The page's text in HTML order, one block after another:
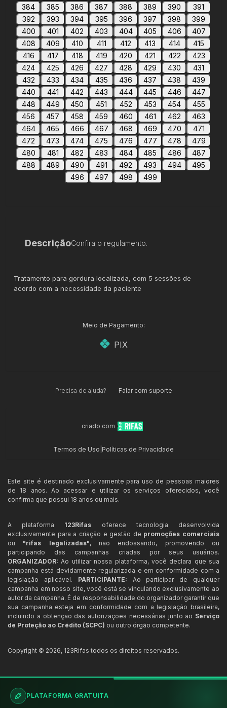
384
385 386 387 388 389 390
391
392
393 394 395 396 397 398
399
400
401 402 403 404 405 406
407
408
409 410 411 412 413 414
415
416
417 418 419 420 421 422
423
424
425 426 427 428 429 430
431
432
433 434 435 436 437 438
439
440
441 442 443 444 445 446
447
448
449 450 451 452 453 454
455
456
457 458 459 460 461 462
463
464
465 466 467 468 469 470
471
472
473 474 475 476 477 478
479
480
481 482 483 484 485 486
487
488
489 490 491 492 493 494
495
496
497 498 499
DescriçãoConfira o regulamento.
Tratamento para gordura localizada, com 5 sessões de
acordo com a necessidade da paciente
Meio de Pagamento:
PIX
Precisa de ajuda? Falar com suporte
criado com
Termos de Uso Políticas de Privacidade
Este site é destinado exclusivamente para uso de pessoas maiores
de 18 anos. Ao acessar e utilizar os serviços oferecidos, você
confirma que possui 18 anos ou mais.
A plataforma 123Rifas oferece tecnologia desenvolvida
exclusivamente para a criação e gestão de promoções comerciais
ou "rifas legalizadas", não endossando, promovendo ou
participando das campanhas criadas por seus usuários.
ORGANIZADOR: Ao utilizar nossa plataforma, você declara que sua
campanha está devidamente regularizada e em conformidade com a
legislação aplicável. PARTICIPANTE: Ao participar de qualquer
campanha em nosso site, você está se vinculando exclusivamente ao
autor da campanha. É de responsabilidade do organizador garantir que
sua campanha esteja em conformidade com a legislação brasileira,
incluindo a obtenção das autorizações necessárias junto ao Serviço
de Proteção ao Crédito (SCPC) ou outro órgão competente.
Copyright © 2026, 123Rifas todos os direitos reservados.
PLATAFORMA GRATUITA